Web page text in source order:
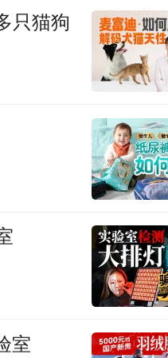
只猫狗
室